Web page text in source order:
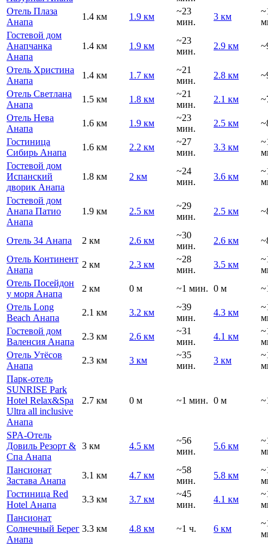
Отель Плаза
Анапа
1.4 км 1.9 км
~23
мин.
3 км
Гостевой дом
Анапчанка
Анапа
1.4 км 1.9 км
~23
мин.
2.9 км
Отель Христина
Анапа
1.4 км 1.7 км
~21
мин.
2.8 км
Отель Светлана
Анапа
1.5 км 1.8 км
~21
мин.
2.1 км
Отель Нева
Анапа
1.6 км 1.9 км
~23
мин.
2.5 км
Гостиница
Сибирь Анапа
1.6 км 2.2 км
~27
мин.
3.3 км
Гостевой дом
Испанский
дворик Анапа
1.8 км 2 км
~24
мин.
3.6 км
Гостевой дом
Анапа Патио
Анапа
1.9 км 2.5 км
~29
мин.
2.5 км
Отель 34 Анапа 2 км 2.6 км
~30
мин.
2.6 км
Отель Континент
Анапа
2 км 2.3 км
~28
мин.
3.5 км
Отель Посейдон
у моря Анапа
2 км 0 м ~1 мин. 0 м
Отель Long
Beach Анапа
2.1 км 3.2 км
~39
мин.
4.3 км
Гостевой дом
Валенсия Анапа
2.3 км 2.6 км
~31
мин.
4.1 км
Отель Утёсов
Анапа
2.3 км 3 км
~35
мин.
3 км
Парк-отель
SUNRISE Park
Hotel Relax&Spa
Ultra all inclusive
Анапа
2.7 км 0 м ~1 мин. 0 м
SPA-Отель
Довиль Резорт &
Спа Анапа
3 км 4.5 км
~56
мин.
5.6 км
Пансионат
Застава Анапа
3.1 км 4.7 км
~58
мин.
5.8 км
Гостиница Red
Hotel Анапа
3.3 км 3.7 км
~45
мин.
4.1 км
Пансионат
Солнечный Берег
Анапа
3.3 км 4.8 км ~1 ч. 6 км